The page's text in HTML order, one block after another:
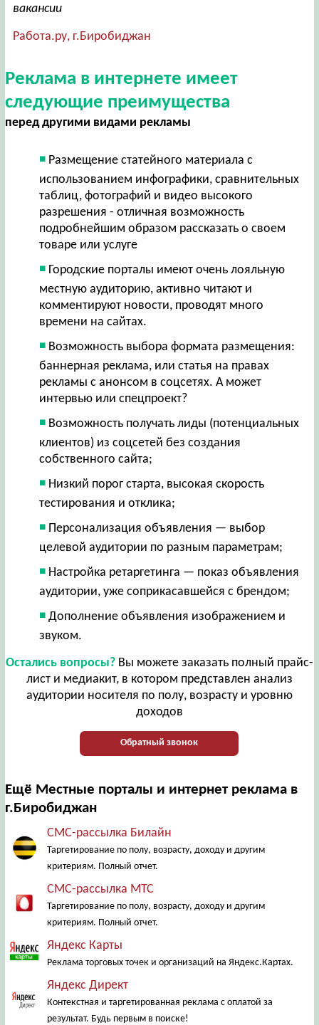
вакансии
Работа.ру, г.Биробиджан
Реклама в интернете имеет
следующие преимущества
перед другими видами рекламы
Размещение статейного материала с
использованием инфографики, сравнительных
таблиц, фотографий и видео высокого
разрешения - отличная возможность
подробнейшим образом рассказать о своем
товаре или услуге
Городские порталы имеют очень лояльную
местную аудиторию, активно читают и
комментируют новости, проводят много
времени на сайтах.
Возможность выбора формата размещения:
баннерная реклама, или статья на правах
рекламы с анонсом в соцсетях. А может
интервью или спецпроект?
Возможность получать лиды (потенциальных
клиентов) из соцсетей без создания
собственного сайта;
Низкий порог старта, высокая скорость
тестирования и отклика;
Персонализация объявления — выбор
целевой аудитории по разным параметрам;
Настройка ретаргетинга — показ объявления
аудитории, уже соприкасавшейся с брендом;
Дополнение объявления изображением и
звуком.
Остались вопросы?Вы можете заказать полный прайс-
лист и медиакит, в котором представлен анализ
аудитории носителя по полу, возрасту и уровню
доходов
Обратный звонок
Ещё Местные порталы и интернет реклама в
г.Биробиджан
СМС-рассылка Билайн
Таргетирование по полу, возрасту, доходу и другим
критериям. Полный отчет.
СМС-рассылка МТС
Таргетирование по полу, возрасту, доходу и другим
критериям. Полный отчет.
Яндекс Карты
Реклама торговых точек и организаций на Яндекс.Картах.
Яндекс Директ
Контекстная и таргетированная реклама с оплатой за
результат. Будь первым в поиске!